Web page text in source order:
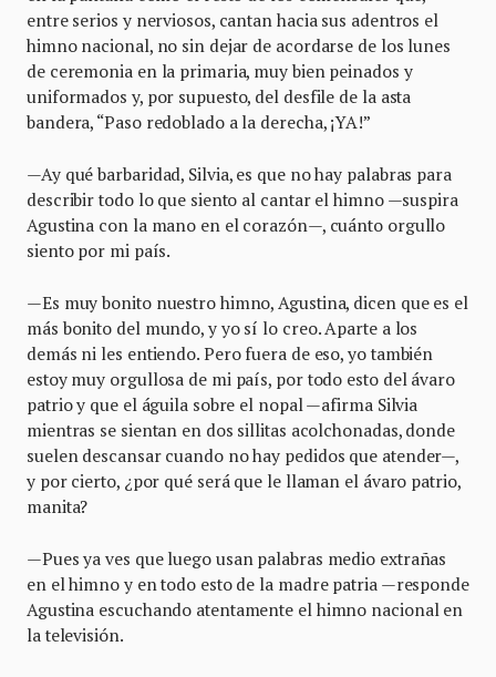
entre serios y nerviosos, cantan hacia sus adentros el
himno nacional, no sin dejar de acordarse de los lunes
de ceremonia en la primaria, muy bien peinados y
uniformados y, por supuesto, del desfile de la asta
bandera, “Paso redoblado a la derecha, ¡YA!”
—Ay qué barbaridad, Silvia, es que no hay palabras para
describir todo lo que siento al cantar el himno —suspira
Agustina con la mano en el corazón—, cuánto orgullo
siento por mi país.
—Es muy bonito nuestro himno, Agustina, dicen que es el
más bonito del mundo, y yo sí lo creo. Aparte a los
demás ni les entiendo. Pero fuera de eso, yo también
estoy muy orgullosa de mi país, por todo esto del ávaro
patrio y que el águila sobre el nopal —afirma Silvia
mientras se sientan en dos sillitas acolchonadas, donde
suelen descansar cuando no hay pedidos que atender—,
y por cierto, ¿por qué será que le llaman el ávaro patrio,
manita?
—Pues ya ves que luego usan palabras medio extrañas
en el himno y en todo esto de la madre patria —responde
Agustina escuchando atentamente el himno nacional en
la televisión.